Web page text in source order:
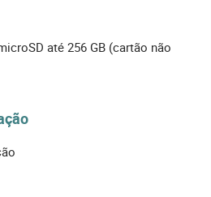
até 256 GB (cartão não